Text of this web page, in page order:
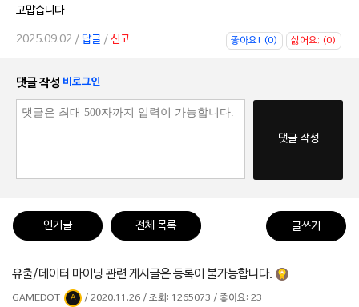
고맙습니다
2025.09.02 / 답글/ 신고 좋아요! (0) 싫어요; (0)
댓글 작성 비로그인
댓글 작성
인기글 전체 목록 글쓰기
유출/데이터 마이닝 관련 게시글은 등록이 불가능합니다.
GAMEDOT A / 2020.11.26 / 조회: 1265073 / 좋아요: 23